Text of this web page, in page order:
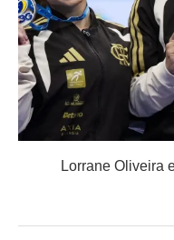
Lorrane Oliveira